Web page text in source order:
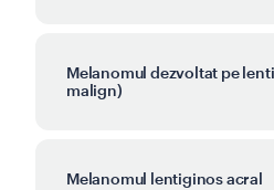
Melanomul dezvoltat pe
malign)
Melanomul lentiginos acral